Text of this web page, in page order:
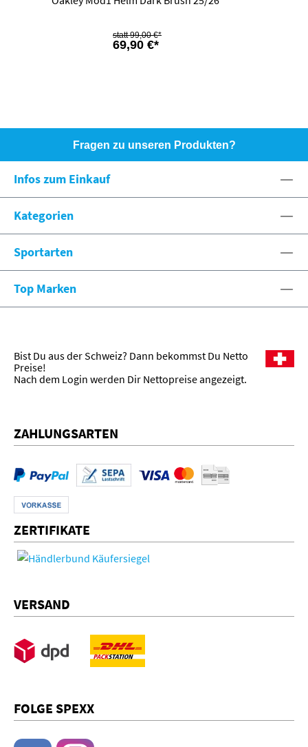
69,90 €*
99,00 €*
Fragen zu unseren Produkten?
eshop@spexx.org
Infos zum Einkauf
Kategorien
Sportarten
Top Marken
Bist Du aus der Schweiz? Dann bekommst Du Netto
Preise!
Nach dem Login werden Dir Nettopreise angezeigt.
ZAHLUNGSARTEN
ZERTIFIKATE
VERSAND
FOLGE SPEXX